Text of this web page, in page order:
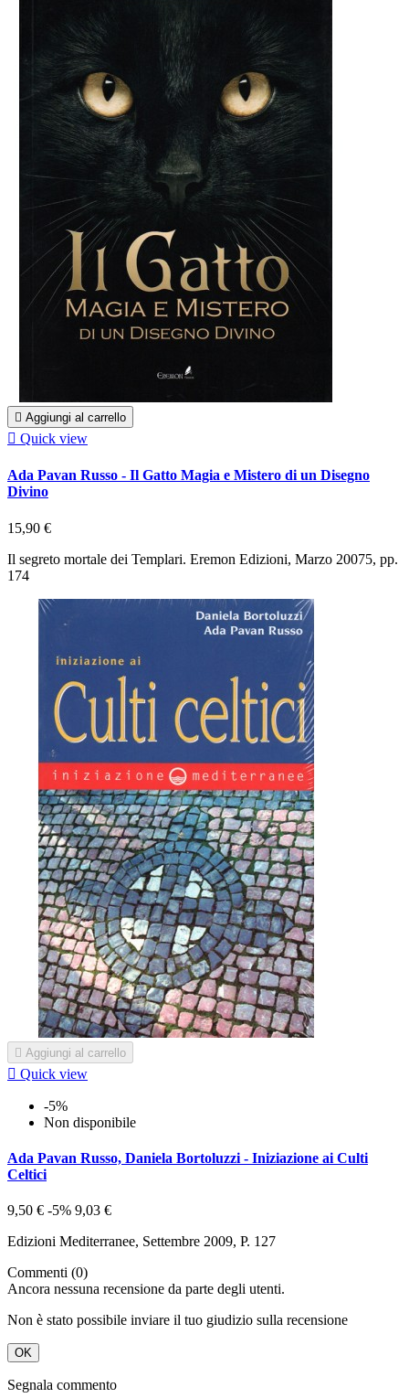
 Aggiungi al carrello
 Quick view
Ada Pavan Russo - Il Gatto Magia e Mistero di un Disegno
Divino
15,90 €
Il segreto mortale dei Templari. Eremon Edizioni, Marzo 20075, pp.
174
 Aggiungi al carrello
 Quick view
-5%
Non disponibile
Ada Pavan Russo, Daniela Bortoluzzi - Iniziazione ai Culti
Celtici
9,50 € -5% 9,03 €
Edizioni Mediterranee, Settembre 2009, P. 127
Commenti (0)
Ancora nessuna recensione da parte degli utenti.
Non è stato possibile inviare il tuo giudizio sulla recensione
OK
Segnala commento